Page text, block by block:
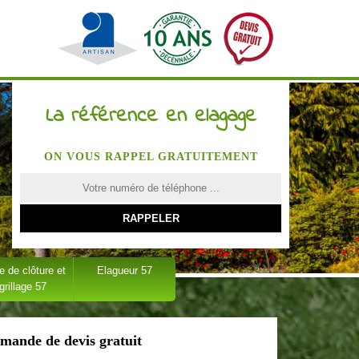
La référence en elagage
ON VOUS RAPPEL GRATUITEMENT
de clôture et
grillage 57
Elagueur 57
de devis gratuit